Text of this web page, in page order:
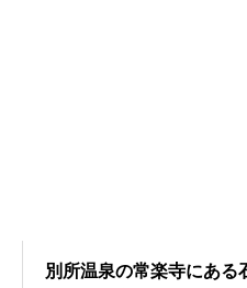
別所温泉の常楽寺にある